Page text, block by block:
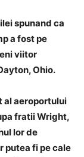
spunand ca
a fost pe
viitor
Ohio.
al aeroportului
fratii Wright,
lor de
putea fi pe cale